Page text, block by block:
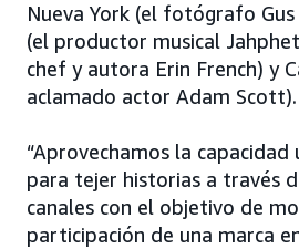
Nueva York (el fotógrafo
(el productor musical
chef y autora Erin French) y
aclamado actor Adam Scott).
“Aprovechamos la capacidad
para tejer historias a través
canales con el objetivo de
participación de una marca